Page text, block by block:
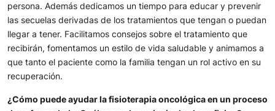
persona. Además dedicamos un tiempo para educar y prevenir
las secuelas derivadas de los tratamientos que tengan o puedan
llegar a tener. Facilitamos consejos sobre el tratamiento que
recibirán, fomentamos un estilo de vida saludable y animamos a
que tanto el paciente como la familia tengan un rol activo en su
recuperación.
¿Cómo puede ayudar la fisioterapia oncológica en un proceso